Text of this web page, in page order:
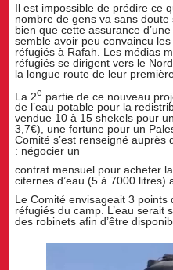
Il est impossible de prédire ce
nombre de gens va sans
bien que cette assurance
semble avoir peu convaincu
réfugiés à Rafah. Les médias
réfugiés se dirigent vers le
la longue route de leur
La 2e partie de ce nouveau
de l’eau potable pour la
vendue 10 à 15 shekels pour
3,7€), une fortune pour un
Comité s’est renseigné auprès
: négocier un
contrat mensuel pour acheter
citernes d’eau (5 à 7000 litres)
Le Comité envisageait 3 points
réfugiés du camp. L’eau serait
des robinets afin d’être